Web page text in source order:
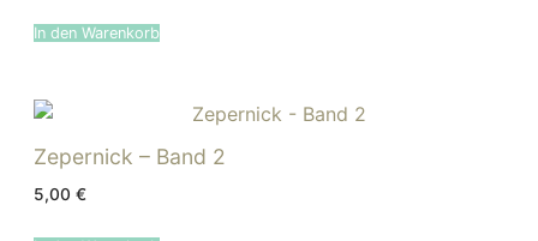
In den Warenkorb
Zepernick – Band 2
5,00 €